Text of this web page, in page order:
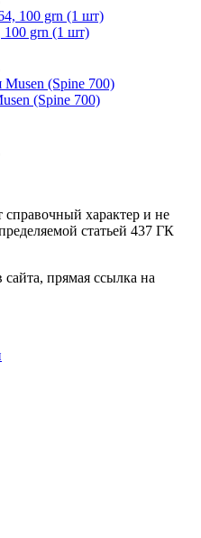
grn (1 шт)
(Spine 700)
характер и не
статьей 437 ГК
прямая ссылка на